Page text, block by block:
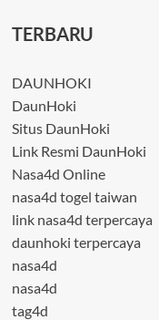
TERBARU
DAUNHOKI
DaunHoki
Situs DaunHoki
Link Resmi DaunHoki
Nasa4d Online
nasa4d togel taiwan
link nasa4d terpercaya
daunhoki terpercaya
nasa4d
nasa4d
tag4d